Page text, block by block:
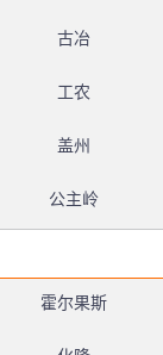
古冶
工农
盖州
公主岭
霍尔果斯